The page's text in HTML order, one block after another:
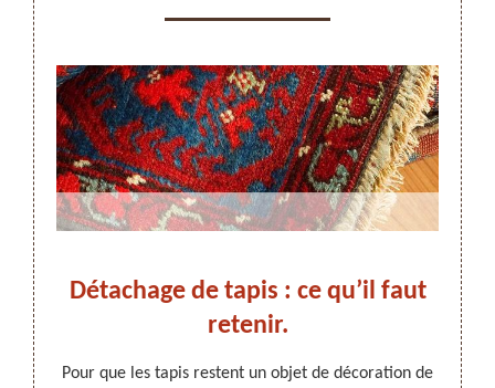
à
Détachage de tapis : ce qu’il faut
retenir.
Pour que les tapis restent un objet de décoration de